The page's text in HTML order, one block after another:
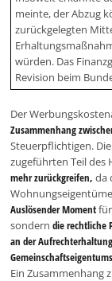
meinte, der Abzug
zurückgelegten
würden. Das
Revision beim
Der
Zusammenhang
Steuerpflichtigen.
zugeführten Teil
mehr zurückgreifen, da
Auslösender Moment
sonderndie rechtliche
an der
Gemeinschaftseigentums
Ein Zusammenhang